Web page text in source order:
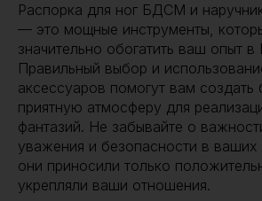
Распорка для ног БДСМ и
— это мощные инструменты,
значительно обогатить ваш опыт
Правильный выбор и
аксессуаров помогут вам
приятную атмосферу для
фантазий. Не забывайте о
уважения и безопасности в ваших
они приносили только
укрепляли ваши отношения.